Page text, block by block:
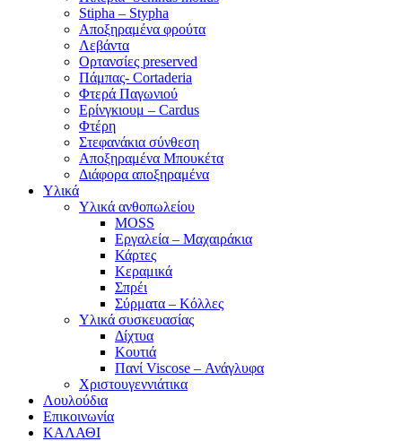
Stipha – Stypha
Αποξηραμένα φρούτα
Λεβάντα
Ορτανσίες preserved
Πάμπας- Cortaderia
Φτερά Παγωνιού
Ερίνγκιουμ – Cardus
Φτέρη
Στεφανάκια σύνθεση
Αποξηραμένα Μπουκέτα
Διάφορα αποξηραμένα
Υλικά
Υλικά ανθοπωλείου
MOSS
Εργαλεία – Μαχαιράκια
Κάρτες
Κεραμικά
Σπρέι
Σύρματα – Κόλλες
Υλικά συσκευασίας
Δίχτυα
Κουτιά
Πανί Viscose – Ανάγλυφα
Χριστουγεννιάτικα
Λουλούδια
Επικοινωνία
ΚΑΛΑΘΙ